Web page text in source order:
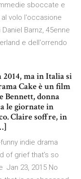
sboccate e
volo l'occasione
Barnz, 45enne
e dell'orrendo
ma in Italia si
Cake è un film
Bennett, donna
le giornate in
Claire soffre, in
indie drama
of grief that's so
Jan 23, 2015 No